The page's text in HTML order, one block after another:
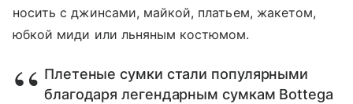
носить с джинсами, майкой, платьем, жакетом,
юбкой миди или льняным костюмом.
Плетеные сумки стали популярными
благодаря легендарным сумкам Bottega